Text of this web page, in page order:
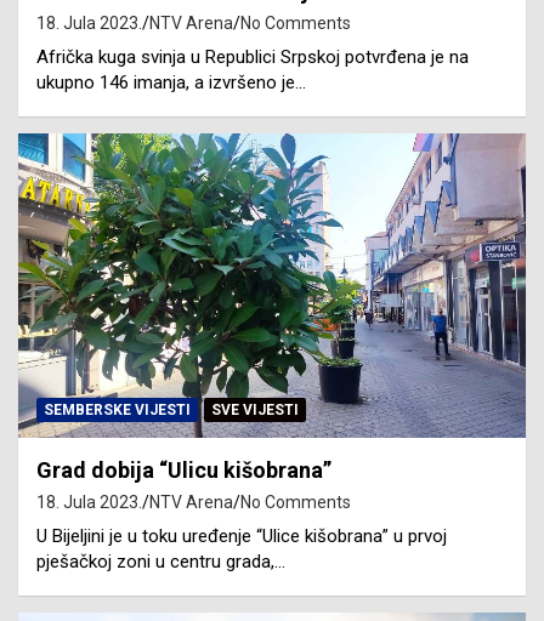
18. Jula 2023. NTV Arena No Comments
Afrička kuga svinja u Republici Srpskoj potvrđena je na
ukupno 146 imanja, a izvršeno je…
SEMBERSKE VIJESTI SVE VIJESTI
Grad dobija “Ulicu kišobrana”
18. Jula 2023. NTV Arena No Comments
U Bijeljini je u toku uređenje “Ulice kišobrana” u prvoj
pješačkoj zoni u centru grada,…